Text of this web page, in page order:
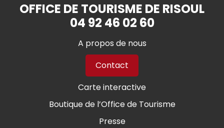
OFFICE DE TOURISME DE RISOUL
04 92 46 02 60
A propos de nous
Contact
Carte interactive
Boutique de l’Office de Tourisme
Presse